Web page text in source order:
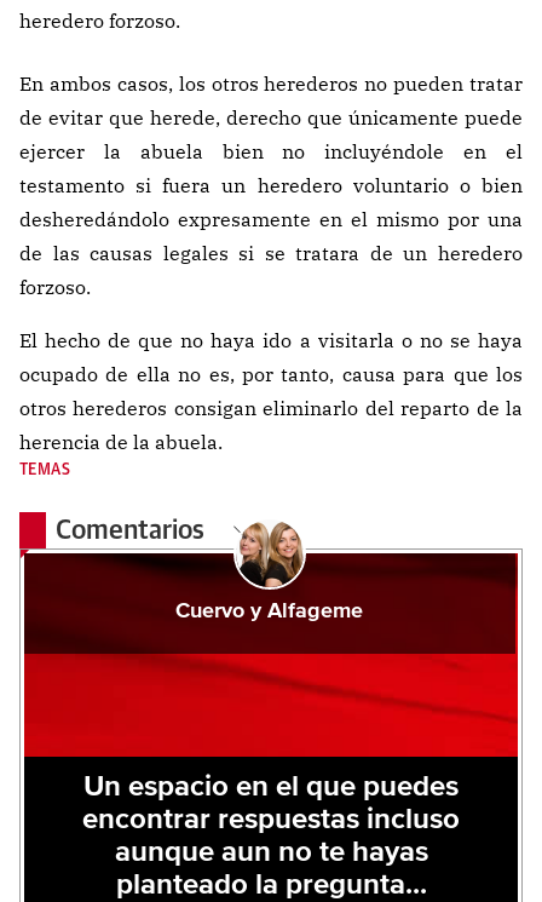
heredero forzoso.
En ambos casos, los otros herederos no pueden tratar
de evitar que herede, derecho que únicamente puede
ejercer la abuela bien no incluyéndole en el
testamento si fuera un heredero voluntario o bien
desheredándolo expresamente en el mismo por una
de las causas legales si se tratara de un heredero
forzoso.
El hecho de que no haya ido a visitarla o no se haya
ocupado de ella no es, por tanto, causa para que los
otros herederos consigan eliminarlo del reparto de la
herencia de la abuela.
TEMAS
Comentarios
Cuervo y Alfageme
Un espacio en el que puedes
encontrar respuestas incluso
aunque aun no te hayas
planteado la pregunta...